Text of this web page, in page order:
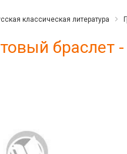
классическая литература
браслет